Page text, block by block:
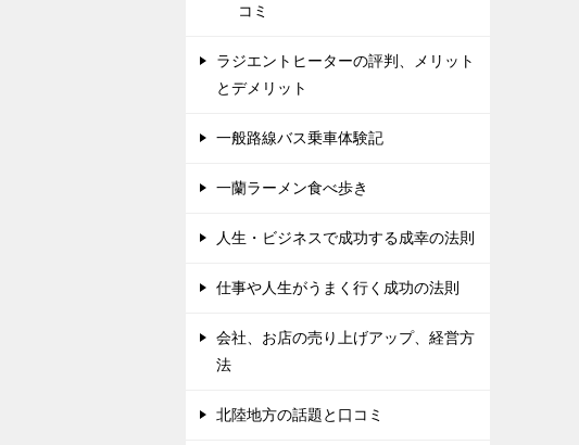
コミ
ラジエントヒーターの評判、メリット
とデメリット
一般路線バス乗車体験記
一蘭ラーメン食べ歩き
人生・ビジネスで成功する成幸の法則
仕事や人生がうまく行く成功の法則
会社、お店の売り上げアップ、経営方
法
北陸地方の話題と口コミ